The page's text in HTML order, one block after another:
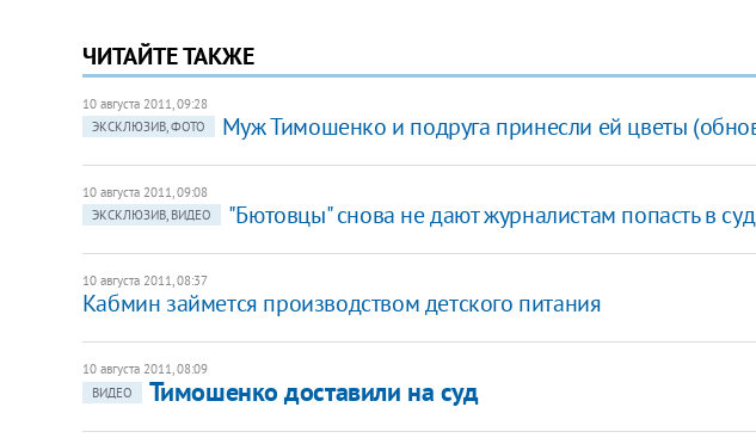
ЧИТАЙТЕ ТАКЖЕ
10 августа 2011, 09:28
ЭКСКЛЮЗИВ, ФОТО
Муж Тимошенко и подруга принесли ей цветы
10 августа 2011, 09:08
ЭКСКЛЮЗИВ, ВИДЕО
"Бютовцы" снова не дают журналистам попасть в суд
10 августа 2011, 08:37
Кабмин займется производством детского питания
10 августа 2011, 08:09
ВИДЕО
Тимошенко доставили на суд